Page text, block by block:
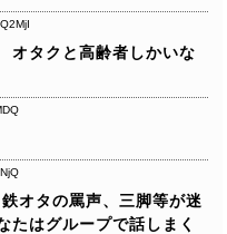
オタクと高齢者しかいな
鉄オタの罵声、三脚等が迷
たはグループで話しまく